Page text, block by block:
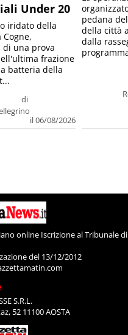
Under 20
di
il 06/08/2026
iridato della
di una prova
frazione
batteria della
pedana
della città
dalla
online Iscrizione al Tribunale
del 13/12/2012
S.R.L.
52 11100 AOSTA